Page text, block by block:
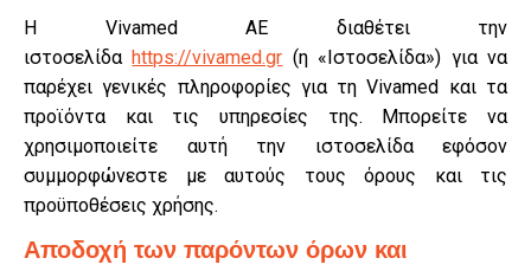
Η Vivamed ΑΕ διαθέτει την
ιστοσελίδα https://vivamed.gr (η «Ιστοσελίδα») για να
παρέχει γενικές πληροφορίες για τη Vivamed και τα
προϊόντα και τις υπηρεσίες της. Μπορείτε να
χρησιμοποιείτε αυτή την ιστοσελίδα εφόσον
συμμορφώνεστε με αυτούς τους όρους και τις
προϋποθέσεις χρήσης.
Αποδοχή των παρόντων όρων και